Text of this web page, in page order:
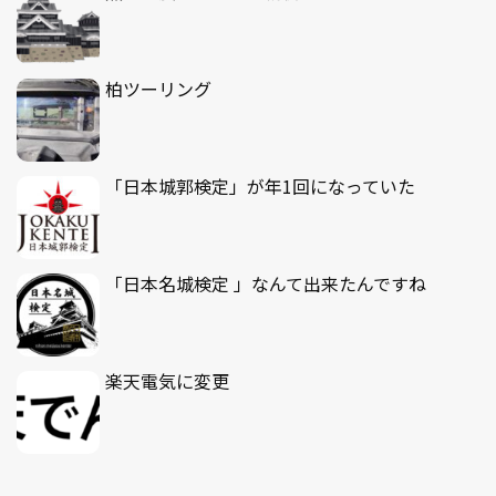
柏ツーリング
「日本城郭検定」が年1回になっていた
「日本名城検定 」なんて出来たんですね
楽天電気に変更